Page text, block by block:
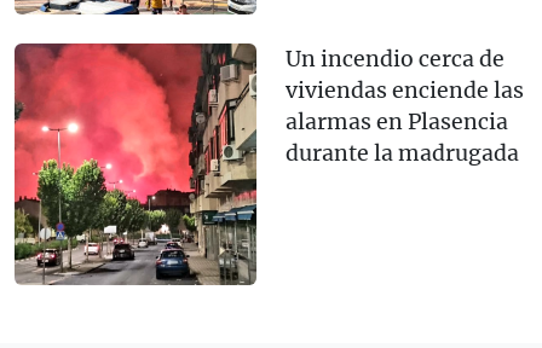
Un incendio cerca de
viviendas enciende las
alarmas en Plasencia
durante la madrugada